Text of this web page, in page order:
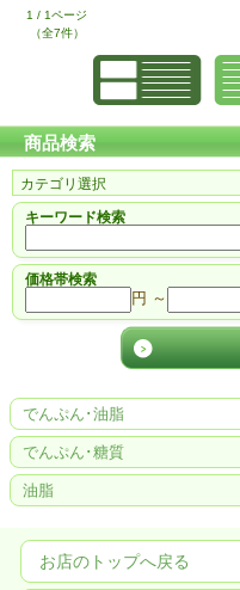
1 / 1ページ
（全7件）
商品検索
キーワード検索
価格帯検索
円 ～
でんぷん･油脂
でんぷん･糖質
油脂
お店のトップへ戻る